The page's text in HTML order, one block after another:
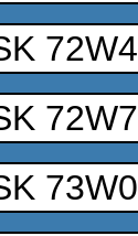
72W4
72W7
73W0